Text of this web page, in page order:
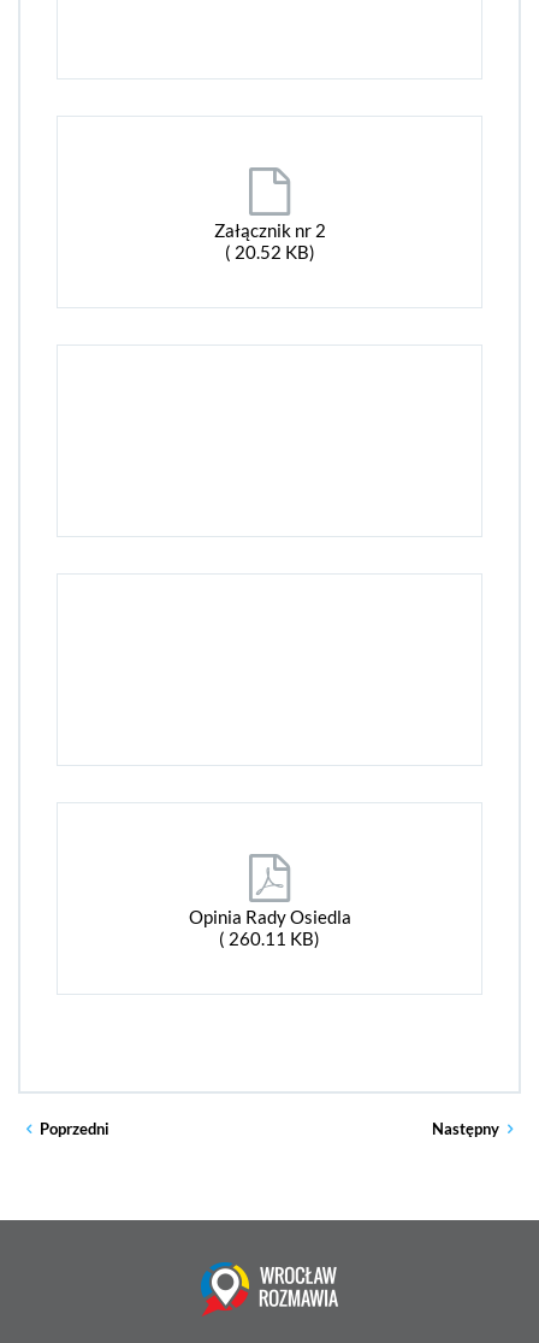
Załącznik nr 2
( 20.52 KB)
Opinia Rady Osiedla
( 260.11 KB)
Poprzedni Następny